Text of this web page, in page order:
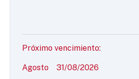
Próximo vencimiento:
Agosto 31/08/2026